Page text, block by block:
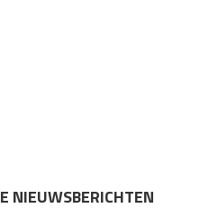
NIEUWSBERICHTEN